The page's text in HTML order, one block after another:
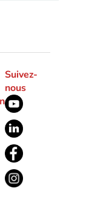
Suivez-
nous